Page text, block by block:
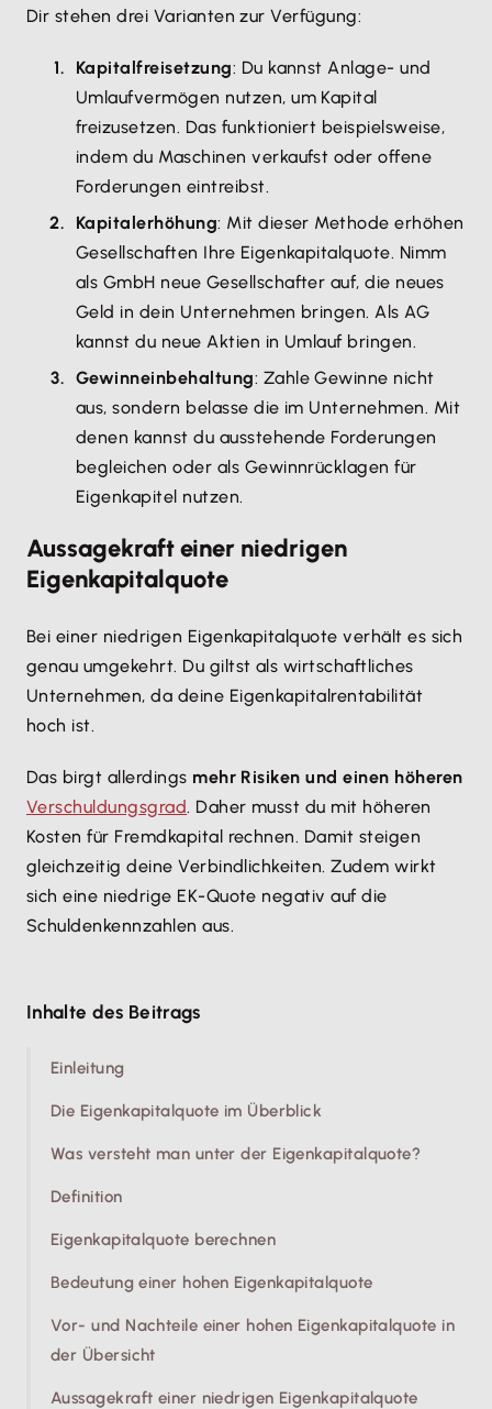
Dir stehen drei Varianten zur Verfügung:
Kapitalfreisetzung: Du kannst Anlage- und
Umlaufvermögen nutzen, um Kapital
freizusetzen. Das funktioniert beispielsweise,
indem du Maschinen verkaufst oder offene
Forderungen eintreibst.
Kapitalerhöhung: Mit dieser Methode erhöhen
Gesellschaften Ihre Eigenkapitalquote. Nimm
als GmbH neue Gesellschafter auf, die neues
Geld in dein Unternehmen bringen. Als AG
kannst du neue Aktien in Umlauf bringen.
Gewinneinbehaltung: Zahle Gewinne nicht
aus, sondern belasse die im Unternehmen. Mit
denen kannst du ausstehende Forderungen
begleichen oder als Gewinnrücklagen für
Eigenkapitel nutzen.
Aussagekraft einer niedrigen
Eigenkapitalquote
Bei einer niedrigen Eigenkapitalquote verhält es sich
genau umgekehrt. Du giltst als wirtschaftliches
Unternehmen, da deine Eigenkapitalrentabilität
hoch ist.
Das birgt allerdings mehr Risiken und einen höheren
Verschuldungsgrad. Daher musst du mit höheren
Kosten für Fremdkapital rechnen. Damit steigen
gleichzeitig deine Verbindlichkeiten. Zudem wirkt
sich eine niedrige EK-Quote negativ auf die
Schuldenkennzahlen aus.
Inhalte des Beitrags
Einleitung
Die Eigenkapitalquote im Überblick
Was versteht man unter der Eigenkapitalquote?
Definition
Eigenkapitalquote berechnen
Bedeutung einer hohen Eigenkapitalquote
Vor- und Nachteile einer hohen Eigenkapitalquote in
der Übersicht
Aussagekraft einer niedrigen Eigenkapitalquote